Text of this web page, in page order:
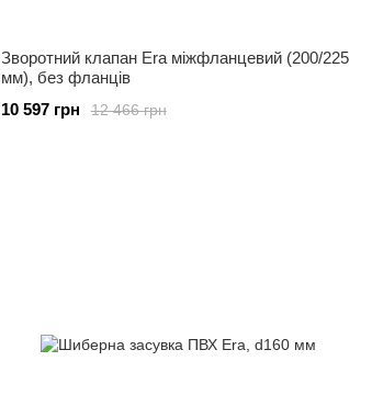
Зворотний клапан Era міжфланцевий (200/225
мм), без фланців
12 466 грн
10 597 грн